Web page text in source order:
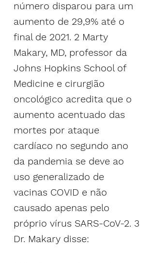
número disparou para um
aumento de 29,9% até o
final de 2021. 2 Marty
Makary, MD, professor da
Johns Hopkins School of
Medicine e cirurgião
oncológico acredita que o
aumento acentuado das
mortes por ataque
cardíaco no segundo ano
da pandemia se deve ao
uso generalizado de
vacinas COVID e não
causado apenas pelo
próprio vírus SARS-CoV-2. 3
Dr. Makary disse: